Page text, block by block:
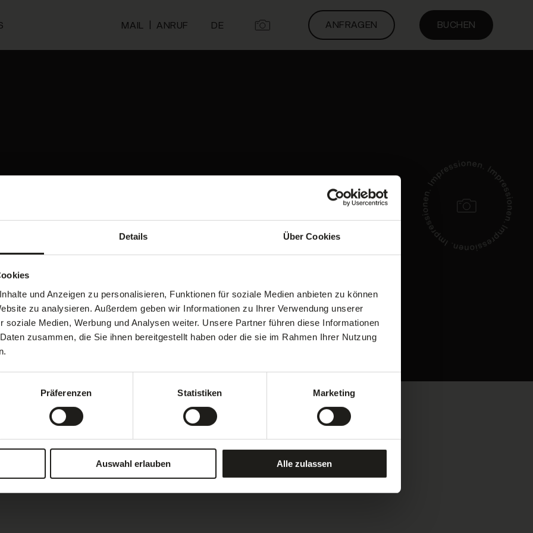
Details Über Cookies
und Anzeigen zu personalisieren, Funktionen für soziale Medien anbieten zu können
zu analysieren. Außerdem geben wir Informationen zu Ihrer Verwendung unserer
soziale Medien, Werbung und Analysen weiter. Unsere Partner führen diese Informationen
zusammen, die Sie ihnen bereitgestellt haben oder die sie im Rahmen Ihrer Nutzung
Präferenzen Statistiken Marketing
Auswahl erlauben Alle zulassen
MAIL ANRUF DE ANFRAGEN BUCHEN
Ihren
Tirol
Urlaub in Südtirol erwartet Sie!
IN DER KRONE
unerwarteter Fehler aufgetreten.